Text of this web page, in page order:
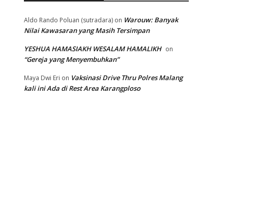
Aldo Rando Poluan (sutradara) on Warouw: Banyak
Nilai Kawasaran yang Masih Tersimpan
YESHUA HAMASIAKH WESALAM HAMALIKH on
“Gereja yang Menyembuhkan”
Maya Dwi Eri on Vaksinasi Drive Thru Polres Malang
kali ini Ada di Rest Area Karangploso